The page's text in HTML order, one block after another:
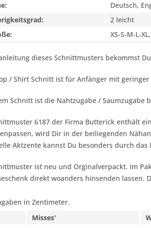
Deutsch,
2 leicht
XS-S-M-L-
dieses Schnittmusters bekommst
/ Shirt Schnitt ist für Anfänger mit
Schnitt ist die Nahtzugabe /
6187 der Firma Butterick enthält
wird Dir in der beiliegenden
Aktzente kannst Du besonders durch das
ist neu und Orginalverpackt. Im
direkt woanders hinsenden
in Zentimeter.
Misses'